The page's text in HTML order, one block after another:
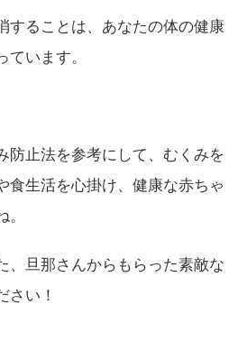
することは、あなたの体の健康
います。
防止法を参考にして、むくみを
食生活を心掛け、健康な赤ちゃ
、旦那さんからもらった素敵な
さい！